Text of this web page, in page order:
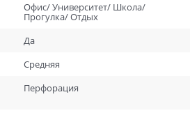
Офис/ Университет/ Школа/
Прогулка/ Отдых
Да
Средняя
Перфорация